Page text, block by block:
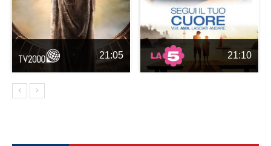
21:05 21:10